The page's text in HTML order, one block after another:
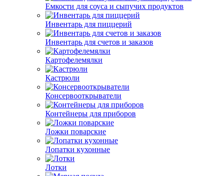
Емкости для соуса и сыпучих продуктов
Инвентарь для пиццерий
Инвентарь для счетов и заказов
Картофелемялки
Кастрюли
Консервооткрыватели
Контейнеры для приборов
Ложки поварские
Лопатки кухонные
Лотки